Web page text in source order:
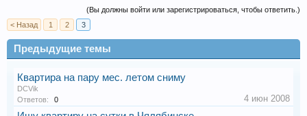
(Вы должны войти или зарегистрироваться, чтобы ответить.)
< Назад
1 2 3
Предыдущие темы
Квартира на пару мес. летом сниму
DCVik
Ответов:
0 4 июн 2008